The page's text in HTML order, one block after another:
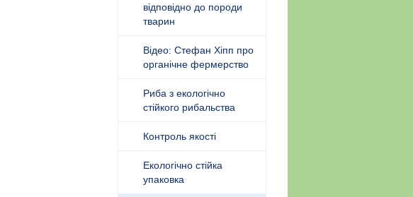
відповідно до породи
тварин
Відео: Стефан Хіпп про
органічне фермерство
Риба з екологічно
стійкого рибальства
Контроль якості
Екологічно стійка
упаковка